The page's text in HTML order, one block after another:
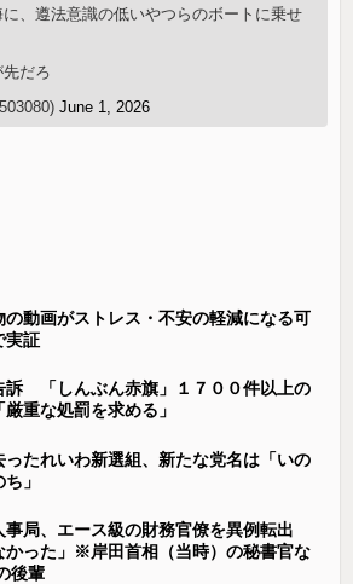
、遵法意識の低いやつらのボートに乗せ
だろ
June 1, 2026
の動画がストレス・不安の軽減になる可
実証
訴 「しんぶん赤旗」１７００件以上の
重な処罰を求める」
ったれいわ新選組、新たな党名は「いの
」
事局、エース級の財務官僚を異例転出
かった」※岸田首相（当時）の秘書官な
後輩